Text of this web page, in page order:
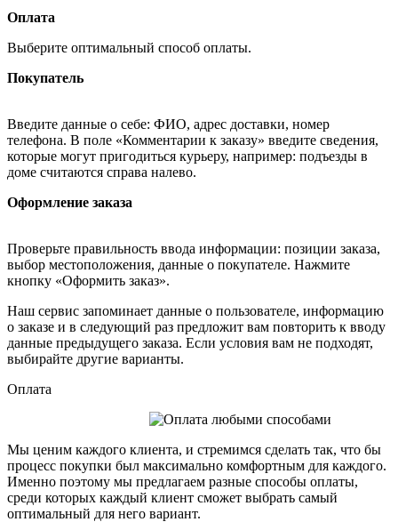
Оплата
Выберите оптимальный способ оплаты.
Покупатель
Введите данные о себе: ФИО, адрес доставки, номер
телефона. В поле «Комментарии к заказу» введите сведения,
которые могут пригодиться курьеру, например: подъезды в
доме считаются справа налево.
Оформление заказа
Проверьте правильность ввода информации: позиции заказа,
выбор местоположения, данные о покупателе. Нажмите
кнопку «Оформить заказ».
Наш сервис запоминает данные о пользователе, информацию
о заказе и в следующий раз предложит вам повторить к вводу
данные предыдущего заказа. Если условия вам не подходят,
выбирайте другие варианты.
Оплата
Мы ценим каждого клиента, и стремимся сделать так, что бы
процесс покупки был максимально комфортным для каждого.
Именно поэтому мы предлагаем разные способы оплаты,
среди которых каждый клиент сможет выбрать самый
оптимальный для него вариант.